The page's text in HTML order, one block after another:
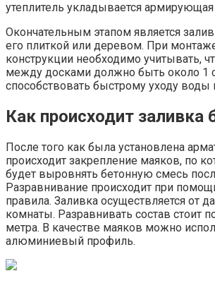
утеплитель укладывается армирующая
Окончательным этапом является
его плиткой или деревом. При
конструкции необходимо учитывать,
между досками должно быть около 1
способствовать быстрому уходу воды
Как происходит заливка
После того как была установлена
происходит закрепление маяков, по
будет выровнять бетонную смесь
Разравнивание происходит при
правила. Заливка осуществляется от
комнаты. Разравнивать состав стоит
метра. В качестве маяков можно
алюминиевый профиль.